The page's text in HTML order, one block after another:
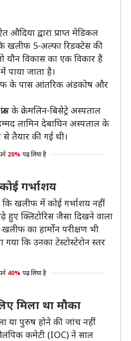
औदिया द्वारा प्राप्त मेडिकल
खलीफ 5-अल्फा रिडक्टेस की
यौन विकास का एक विकार है
जाता है।
के पास आंतरिक अंडकोष और
के क्रेमलिन-बिसेट्रे अस्पताल
लामिन देबाघिन अस्पताल के
तैयार की गई थी।
20% पढ़ लिया है
गर्भाशय
कि खलीफ में कोई गर्भाशय नहीं
क्लिटोरिस जैसा दिखने वाला
का हार्मोन परीक्षण भी
कि उनका टेस्टोस्टेरोन स्तर
40% पढ़ लिया है
मिला था मौका
या पुरुष होने की जांच नहीं
कमेटी (IOC) ने साल